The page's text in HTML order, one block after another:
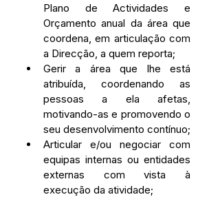
Plano de Actividades e
Orçamento anual da área que
coordena, em articulação com
a Direcção, a quem reporta;
Gerir a área que lhe está
atribuída, coordenando as
pessoas a ela afetas,
motivando-as e promovendo o
seu desenvolvimento contínuo;
Articular e/ou negociar com
equipas internas ou entidades
externas com vista à
execução da atividade;